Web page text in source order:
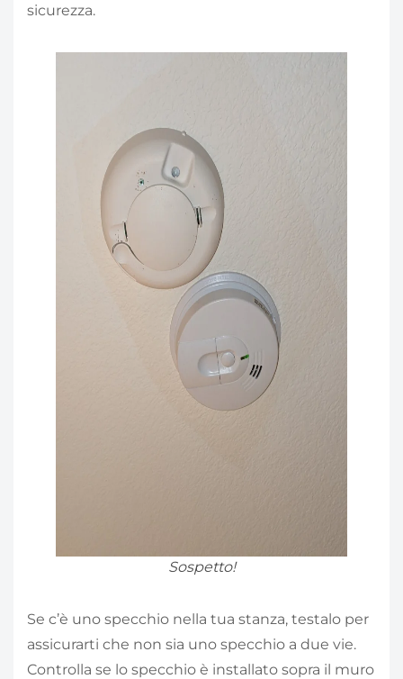
sicurezza.
Sospetto!
Se c’è uno specchio nella tua stanza, testalo per
assicurarti che non sia uno specchio a due vie.
Controlla se lo specchio è installato sopra il muro